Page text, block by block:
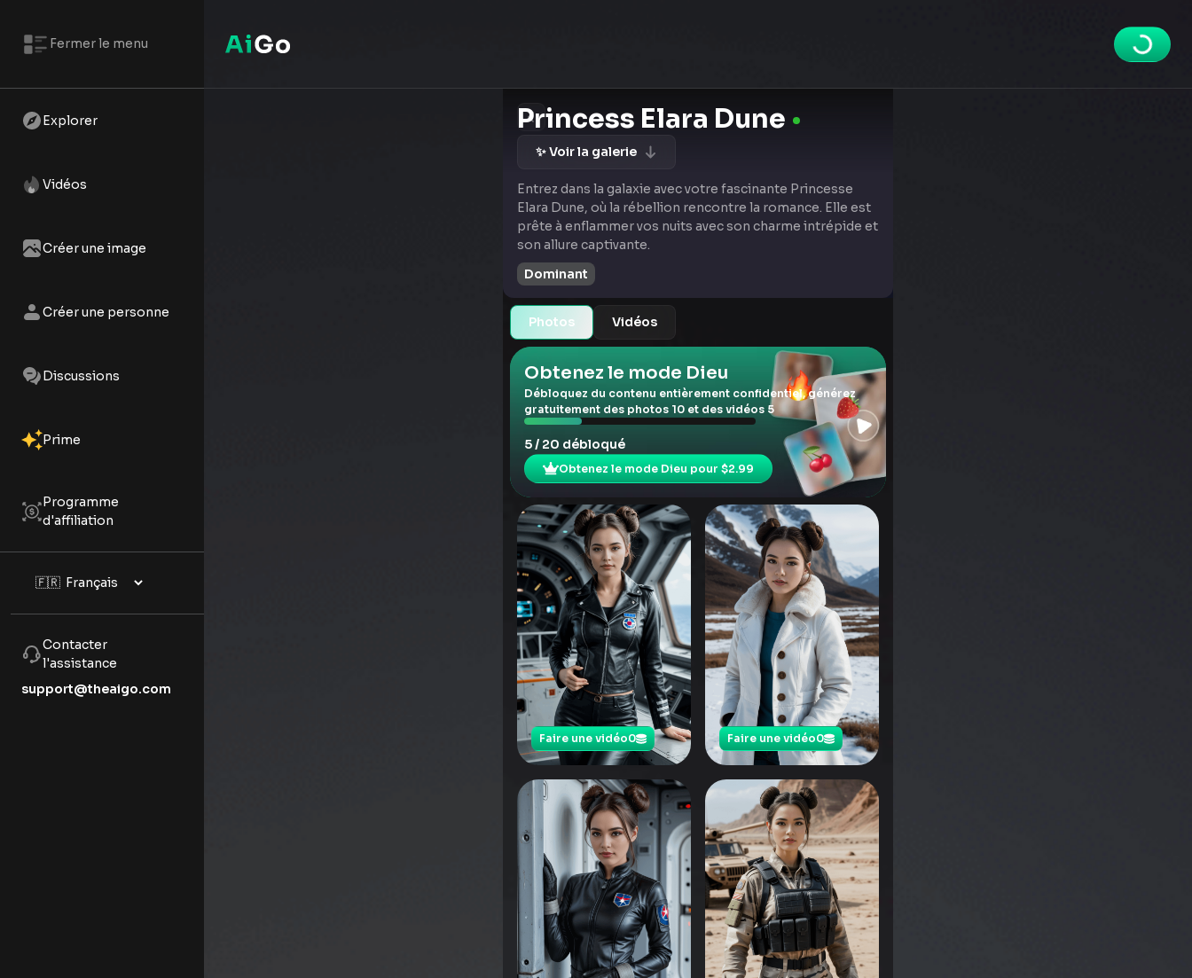
Fermer le menu
Explorer
Vidéos
Créer une image
Créer une personne
Discussions
Prime
Programme
d'affiliation
Contacter
l'assistance
support@theaigo.com
Princess Elara Dune
✨ Voir la galerie
Entrez dans la galaxie avec votre fascinante Princesse
Elara Dune, où la rébellion rencontre la romance. Elle est
prête à enflammer vos nuits avec son charme intrépide et
son allure captivante.
Dominant
Photos Vidéos
Obtenez le mode Dieu
Débloquez du contenu entièrement confidentiel, générez
gratuitement des photos 10 et des vidéos 5
5 / 20 débloqué
Obtenez le mode Dieu pour $2.99
Faire une vidéo0 Faire une vidéo0